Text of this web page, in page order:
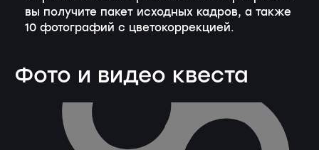
вы получите пакет исходных кадров, а также
10 фотографий с цветокоррекцией.
Фото и видео квеста